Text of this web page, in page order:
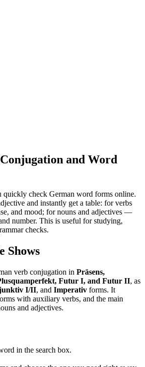
and Word
quickly check German word forms online.
and instantly get a table: for verbs
and mood; for nouns and adjectives —
number. This is useful for studying,
checks.
Shows
verb conjugation in Präsens,
Futur I, and Futur II, as
I/II, and Imperativ forms. It
with auxiliary verbs, and the main
and adjectives.
in the search box.